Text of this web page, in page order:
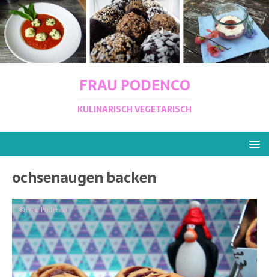
FRAU PODENCO
KULINARISCH VEGETARISCH
ochsenaugen backen